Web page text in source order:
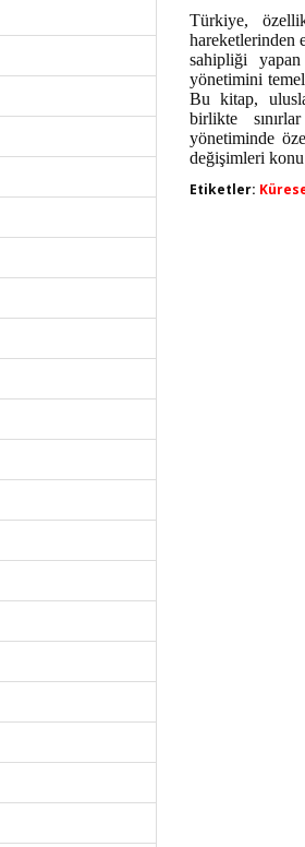
Türkiye,
hareketlerinden
sahipliği
yönetimini
Bu kitap,
birlikte
yönetiminde
değişimleri
Etiketler: